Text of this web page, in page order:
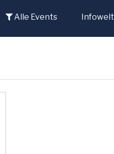
Alle Events Infowelt